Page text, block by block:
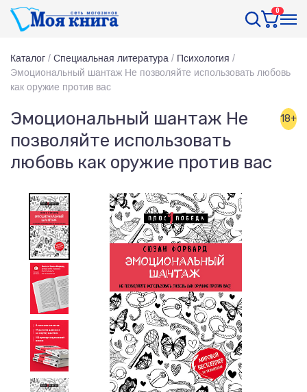
0
Каталог / Специальная литература / Психология /
Эмоциональный шантаж Не позволяйте использовать любовь
как оружие против вас
Эмоциональный шантаж Не
позволяйте использовать
любовь как оружие против вас
18+